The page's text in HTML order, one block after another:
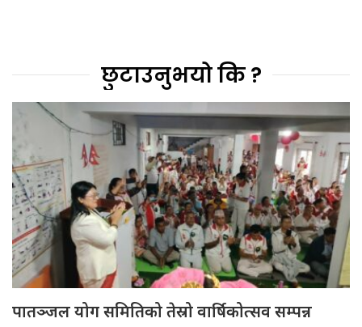
छुटाउनुभयो कि ?
पातञ्जल योग समितिको तेस्रो वार्षिकोत्सव सम्पन्न